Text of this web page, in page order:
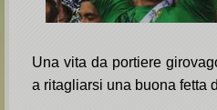
Una vita da portiere
a ritagliarsi una buona fetta